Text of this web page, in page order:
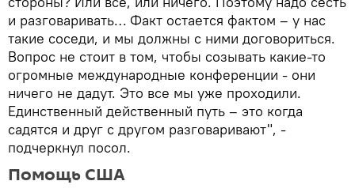
и разговаривать… Факт остается фактом – у нас
такие соседи, и мы должны с ними договориться.
Вопрос не стоит в том, чтобы созывать какие-то
огромные международные конференции - они
ничего не дадут. Это все мы уже проходили.
Единственный действенный путь – это когда
садятся и друг с другом разговаривают", -
подчеркнул посол.
Помощь США